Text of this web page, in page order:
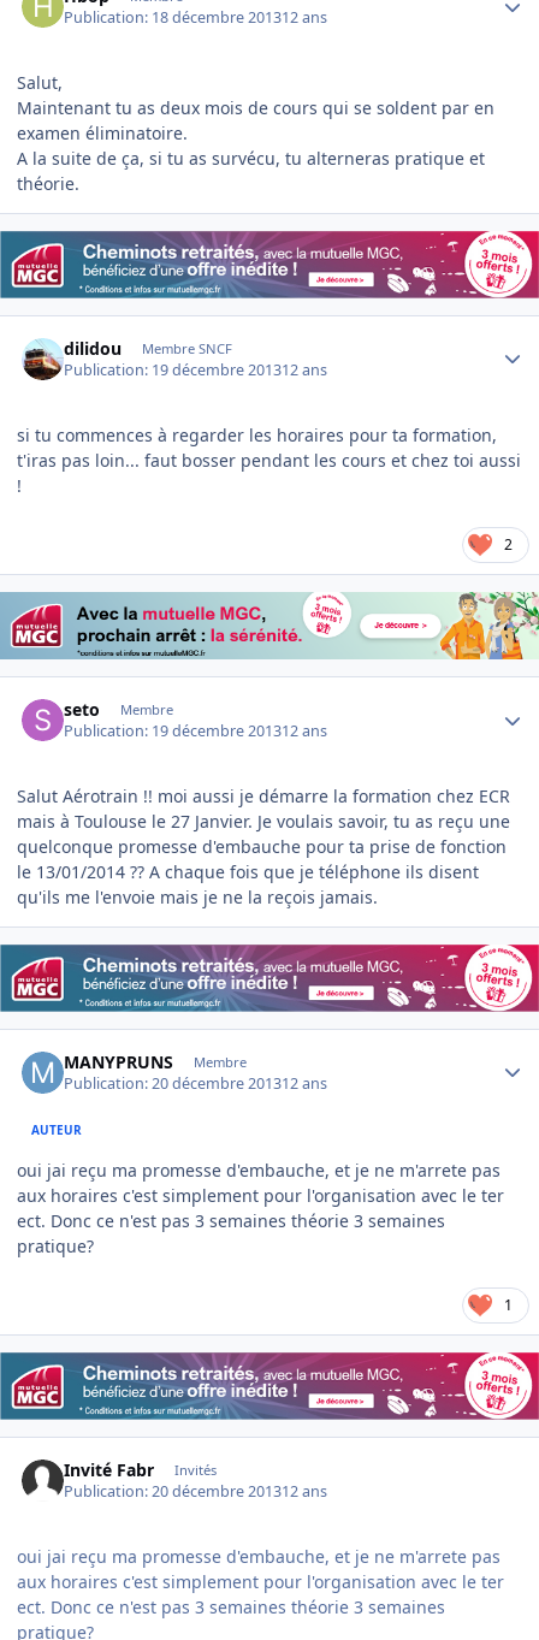
Publication: 18 décembre 201312 ans
Salut,
Maintenant tu as deux mois de cours qui se soldent par en
examen éliminatoire.
A la suite de ça, si tu as survécu, tu alterneras pratique et
théorie.
dilidou Membre SNCF
Publication: 19 décembre 201312 ans
si tu commences à regarder les horaires pour ta formation,
t'iras pas loin... faut bosser pendant les cours et chez toi aussi
!
2
seto Membre
Publication: 19 décembre 201312 ans
Salut Aérotrain !! moi aussi je démarre la formation chez ECR
mais à Toulouse le 27 Janvier. Je voulais savoir, tu as reçu une
quelconque promesse d'embauche pour ta prise de fonction
le 13/01/2014 ?? A chaque fois que je téléphone ils disent
qu'ils me l'envoie mais je ne la reçois jamais.
MANYPRUNS Membre
Publication:20 décembre 201312 ans
AUTEUR
oui jai reçu ma promesse d'embauche, et je ne m'arrete pas
aux horaires c'est simplement pour l'organisation avec le ter
ect. Donc ce n'est pas 3 semaines théorie 3 semaines
pratique?
1
Invité Fabr Invités
Publication:20 décembre 201312 ans
oui jai reçu ma promesse d'embauche, et je ne m'arrete pas
aux horaires c'est simplement pour l'organisation avec le ter
ect. Donc ce n'est pas 3 semaines théorie 3 semaines
pratique?